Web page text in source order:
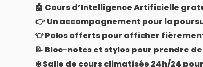
🤖 Cours d’Intelligence Artificielle
👉 Un accompagnement pour la
👕 Polos offerts pour afficher
📝 Bloc-notes et stylos pour prendre
❄️ Salle de cours climatisée 24h/24